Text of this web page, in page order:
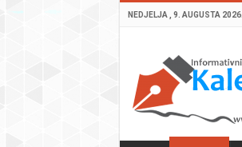
NEDJELJA , 9. AUGUSTA 2026.